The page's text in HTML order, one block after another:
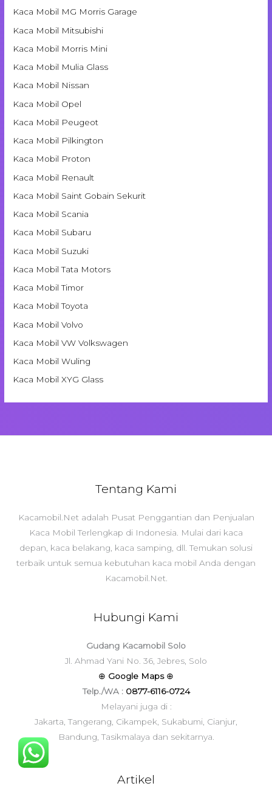
Kaca Mobil MG Morris Garage
Kaca Mobil Mitsubishi
Kaca Mobil Morris Mini
Kaca Mobil Mulia Glass
Kaca Mobil Nissan
Kaca Mobil Opel
Kaca Mobil Peugeot
Kaca Mobil Pilkington
Kaca Mobil Proton
Kaca Mobil Renault
Kaca Mobil Saint Gobain Sekurit
Kaca Mobil Scania
Kaca Mobil Subaru
Kaca Mobil Suzuki
Kaca Mobil Tata Motors
Kaca Mobil Timor
Kaca Mobil Toyota
Kaca Mobil Volvo
Kaca Mobil VW Volkswagen
Kaca Mobil Wuling
Kaca Mobil XYG Glass
Tentang Kami
Kacamobil.Net adalah Pusat Penggantian dan Penjualan
Kaca Mobil Terlengkap di Indonesia. Mulai dari kaca
depan, kaca belakang, kaca samping, dll. Temukan solusi
terbaik untuk semua kebutuhan kaca mobil Anda dengan
Kacamobil.Net.
Hubungi Kami
Gudang Kacamobil Solo
Jl. Ahmad Yani No. 36, Jebres, Solo
⊕ Google Maps ⊕
Telp./WA : 0877-6116-0724
Melayani juga di :
Jakarta, Tangerang, Cikampek, Sukabumi, Cianjur,
Bandung, Tasikmalaya dan sekitarnya.
Artikel